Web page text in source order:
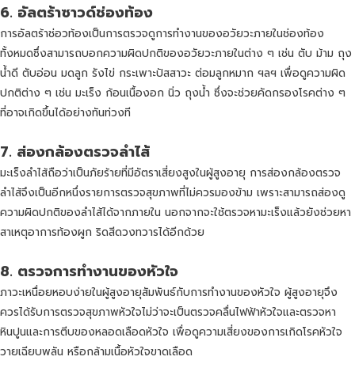
6. อัลตร้าซาวด์ช่องท้อง
การอัลตร้าช่อวท้องเป็นการตรวจดูการทำงานของอวัยวะภายในช่องท้อง
ทั้งหมดซึ่งสามารถบอกความผิดปกติของอวัยวะภายในต่าง ๆ เช่น ตับ ม้าม ถุง
น้ำดี ตับอ่อน มดลูก รังไข่ กระเพาะปัสสาวะ ต่อมลูกหมาก ฯลฯ เพื่อดูความผิด
ปกติต่าง ๆ เช่น มะเร็ง ก้อนเนื้องอก นิ่ว ถุงน้ำ ซึ่งจะช่วยคัดกรองโรคต่าง ๆ
ที่อาจเกิดขึ้นได้อย่างทันท่วงที
7. ส่องกล้องตรวจลำไส้
มะเร็งลำไส้ถือว่าเป็นภัยร้ายที่มีอัตราเสี่ยงสูงในผู้สูงอายุ การส่องกล้องตรวจ
ลำไส้จึงเป็นอีกหนึ่งรายการตรวจสุขภาพที่ไม่ควรมองข้าม เพราะสามารถส่องดู
ความผิดปกติของลำไส้ได้จากภายใน นอกจากจะใช้ตรวจหามะเร็งแล้วยังช่วยหา
สาเหตุอาการท้องผูก ริดสีดวงทวารได้อีกด้วย
8. ตรวจการทำงานของหัวใจ
ภาวะเหนื่อยหอบง่ายในผู้สูงอายุสัมพันธ์กับการทำงานของหัวใจ ผู้สูงอายุจึง
ควรได้รับการตรวจสุขภาพหัวใจไม่ว่าจะเป็นตรวจคลื่นไฟฟ้าหัวใจและตรวจหา
หินปูนและการตีบของหลอดเลือดหัวใจ เพื่อดูความเสี่ยงของการเกิดโรคหัวใจ
วายเฉียบพลัน หรือกล้ามเนื้อหัวใจขาดเลือด